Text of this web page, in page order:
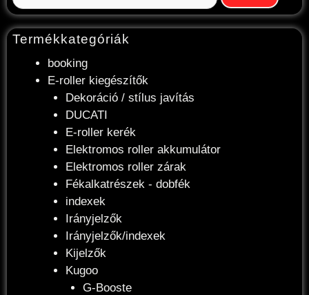
Termékkategóriák
booking
E-roller kiegészítők
Dekoráció / stílus javítás
DUCATI
E-roller kerék
Elektromos roller akkumulátor
Elektromos roller zárak
Fékalkatrészek - dobfék
indexek
Irányjelzők
Irányjelzők/indexek
Kijelzők
Kugoo
G-Booste